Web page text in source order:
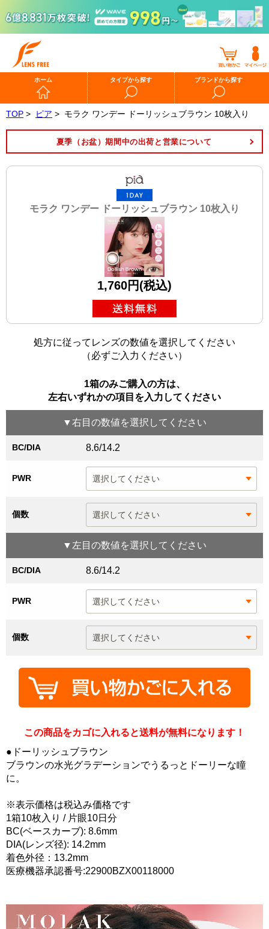
ホーム タイプから探す ブランドから探す
TOP > ピア > モラク ワンデー ドーリッシュブラウン 10枚入り
夏季（お盆）期間中の出荷と営業について
モラク ワンデー ドーリッシュブラウン 10枚入り
1,760円(税込)
処方に従ってレンズの数値を選択してください
（必ずご入力ください）
1箱のみご購入の方は、
左右いずれかの項目を入力してください
▼右目 の数値を選択してください
BC/DIA 8.6/14.2
PWR
個数
▼ 左目 の数値を選択してください
BC/DIA 8.6/14.2
PWR
個数
この商品をカゴに入れると送料が無料になります！
●ドーリッシュブラウン
ブラウンの水光グラデーションでうるっとドーリーな瞳
に。
※表示価格は税込み価格です
1箱10枚入り / 片眼10日分
BC(ベースカーブ): 8.6mm
DIA(レンズ径): 14.2mm
着色外径：13.2mm
医療機器承認番号:22900BZX00118000